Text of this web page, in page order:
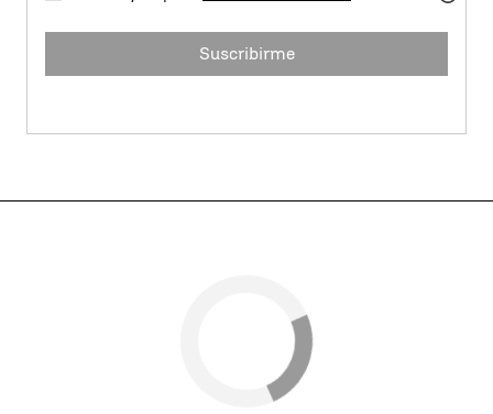
Suscribirme